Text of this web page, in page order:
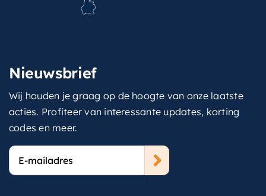
Nieuwsbrief
Wij houden je graag op de hoogte van onze laatste
acties. Profiteer van interessante updates, korting
codes en meer.
E-
mailadres